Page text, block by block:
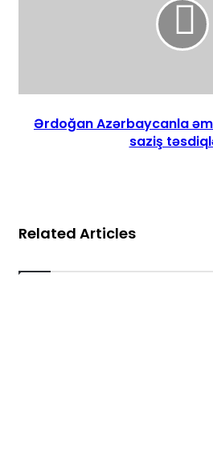
Ərdoğan Azərbaycanla
saziş
Related Articles